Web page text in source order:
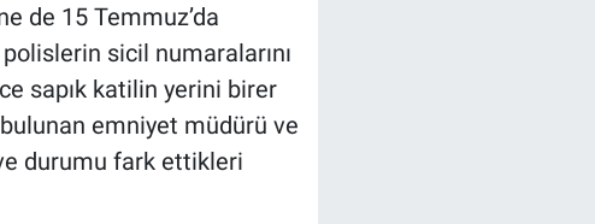
de 15 Temmuz’da
sicil numaralarını
sapık katilin yerini birer
emniyet müdürü ve
durumu fark ettikleri